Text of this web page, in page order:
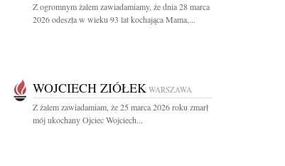
Z ogromnym żalem zawiadamiamy, że dnia 28 marca
2026 odeszła w wieku 93 lat kochająca Mama,...
WOJCIECH ZIÓŁEK WARSZAWA
Z żalem zawiadamiam, że 25 marca 2026 roku zmarł
mój ukochany Ojciec Wojciech...